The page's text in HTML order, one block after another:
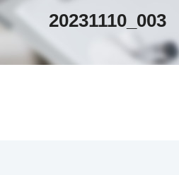
20231110_003